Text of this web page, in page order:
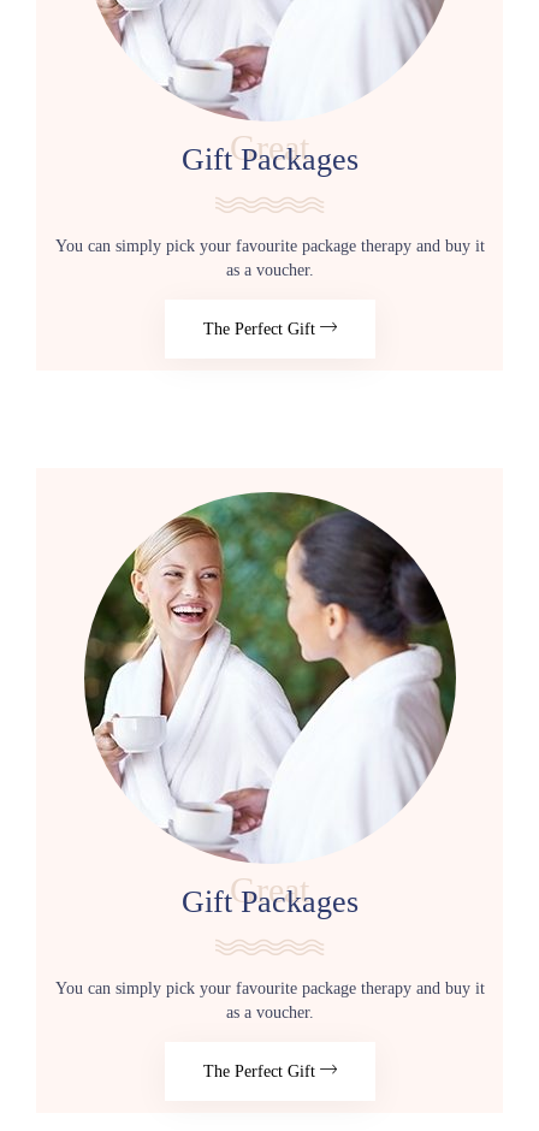
Great
Gift Packages
You can simply pick your favourite package therapy and buy it
as a voucher.
The Perfect Gift
Great
Gift Packages
You can simply pick your favourite package therapy and buy it
as a voucher.
The Perfect Gift